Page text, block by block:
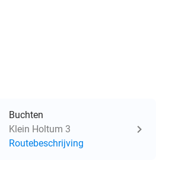
Buchten
Klein Holtum 3
Routebeschrijving